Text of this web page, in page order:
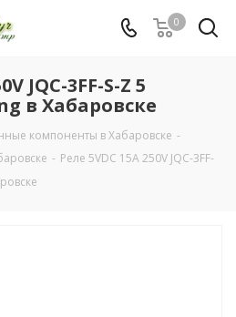
0
JQC-3FF-S-Z 5
в Хабаровске
компоненты в Хабаровске -
- Реле 5VDC 15A 250V JQC-3FF-